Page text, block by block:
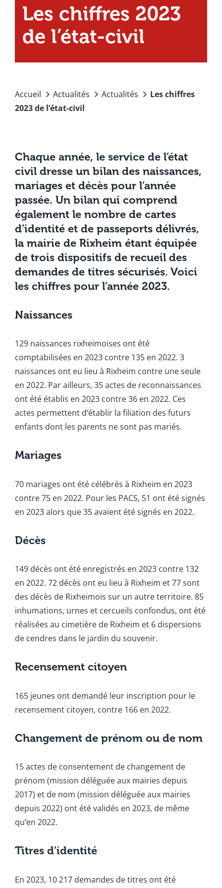
Les chiffres 2023
de l’état-civil
Accueil Actualités Actualités
Les chiffres
2023 de l’état-civil
Chaque année, le service de l’état
civil dresse un bilan des naissances,
mariages et décès pour l’année
passée. Un bilan qui comprend
également le nombre de cartes
d’identité et de passeports délivrés,
la mairie de Rixheim étant équipée
de trois dispositifs de recueil des
demandes de titres sécurisés. Voici
les chiffres pour l’année 2023.
Naissances
129 naissances rixheimoises ont été
comptabilisées en 2023 contre 135 en 2022. 3
naissances ont eu lieu à Rixheim contre une seule
en 2022. Par ailleurs, 35 actes de reconnaissances
ont été établis en 2023 contre 36 en 2022. Ces
actes permettent d’établir la filiation des futurs
enfants dont les parents ne sont pas mariés.
Mariages
70 mariages ont été célébrés à Rixheim en 2023
contre 75 en 2022. Pour les PACS, 51 ont été signés
en 2023 alors que 35 avaient été signés en 2022.
Décès
149 décès ont été enregistrés en 2023 contre 132
en 2022. 72 décès ont eu lieu à Rixheim et 77 sont
des décès de Rixheimois sur un autre territoire. 85
inhumations, urnes et cercueils confondus, ont été
réalisées au cimetière de Rixheim et 6 dispersions
de cendres dans le jardin du souvenir.
Recensement citoyen
165 jeunes ont demandé leur inscription pour le
recensement citoyen, contre 166 en 2022.
Changement de prénom ou de nom
15 actes de consentement de changement de
prénom (mission déléguée aux mairies depuis
2017) et de nom (mission déléguée aux mairies
depuis 2022) ont été validés en 2023, de même
qu’en 2022.
Titres d’identité
En 2023, 10 217 demandes de titres ont été